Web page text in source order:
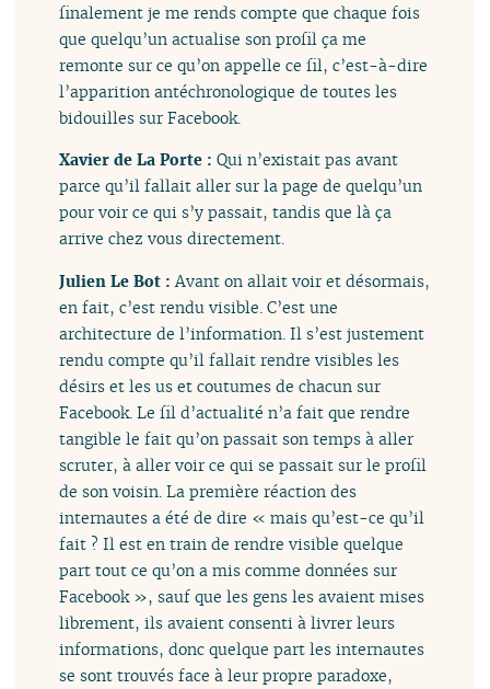
finalement je me rends compte que chaque fois
que quelqu’un actualise son profil ça me
remonte sur ce qu’on appelle ce fil, c’est-à-dire
l’apparition antéchronologique de toutes les
bidouilles sur Facebook.
Xavier de La Porte :Qui n’existait pas avant
parce qu’il fallait aller sur la page de quelqu’un
pour voir ce qui s’y passait, tandis que là ça
arrive chez vous directement.
Julien Le Bot :Avant on allait voir et désormais,
en fait, c’est rendu visible. C’est une
architecture de l’information. Il s’est justement
rendu compte qu’il fallait rendre visibles les
désirs et les us et coutumes de chacun sur
Facebook. Le fil d’actualité n’a fait que rendre
tangible le fait qu’on passait son temps à aller
scruter, à aller voir ce qui se passait sur le profil
de son voisin. La première réaction des
internautes a été de dire « mais qu’est-ce qu’il
fait ? Il est en train de rendre visible quelque
part tout ce qu’on a mis comme données sur
Facebook », sauf que les gens les avaient mises
librement, ils avaient consenti à livrer leurs
informations, donc quelque part les internautes
se sont trouvés face à leur propre paradoxe,